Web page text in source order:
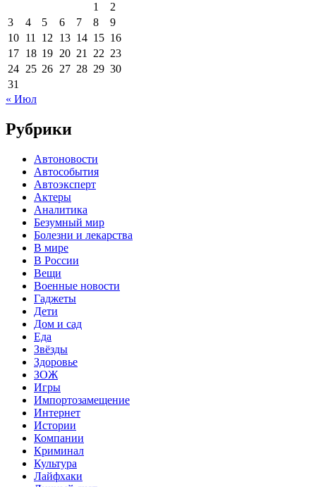
1
2
3
4 5 6 7 8
9
10 11 12 13 14 15 16
17 18 19 20 21 22 23
24 25 26 27 28 29 30
31
« Июл
Рубрики
Автоновости
Автособытия
Автоэксперт
Актеры
Аналитика
Безумный мир
Болезни и лекарства
В мире
В России
Вещи
Военные новости
Гаджеты
Дети
Дом и сад
Еда
Звёзды
Здоровье
ЗОЖ
Игры
Импортозамещение
Интернет
Истории
Компании
Криминал
Культура
Лайфхаки